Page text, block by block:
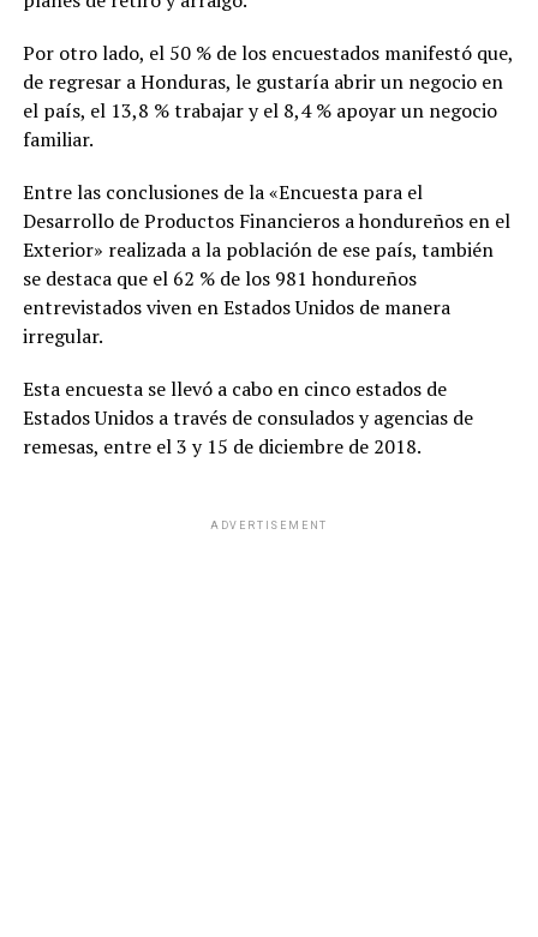
Por otro lado, el 50 % de los encuestados manifestó que,
de regresar a Honduras, le gustaría abrir un negocio en
el país, el 13,8 % trabajar y el 8,4 % apoyar un negocio
familiar.
Entre las conclusiones de la «Encuesta para el
Desarrollo de Productos Financieros a hondureños en el
Exterior» realizada a la población de ese país, también
se destaca que el 62 % de los 981 hondureños
entrevistados viven en Estados Unidos de manera
irregular.
Esta encuesta se llevó a cabo en cinco estados de
Estados Unidos a través de consulados y agencias de
remesas, entre el 3 y 15 de diciembre de 2018.
ADVERTISEMENT